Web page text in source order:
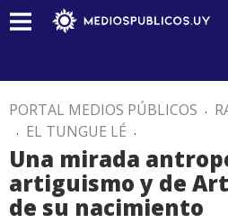
PORTAL MEDIOS PÚBLICOS .
. EL TUNGUE LÉ .
Una mirada
artiguismo y de
de su nacimiento